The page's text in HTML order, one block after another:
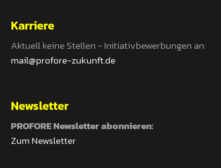
Karriere
Aktuell keine Stellen - Initiativbewerbungen an:
mail@profore-zukunft.de
Newsletter
PROFORE Newsletter abonnieren:
Zum Newsletter